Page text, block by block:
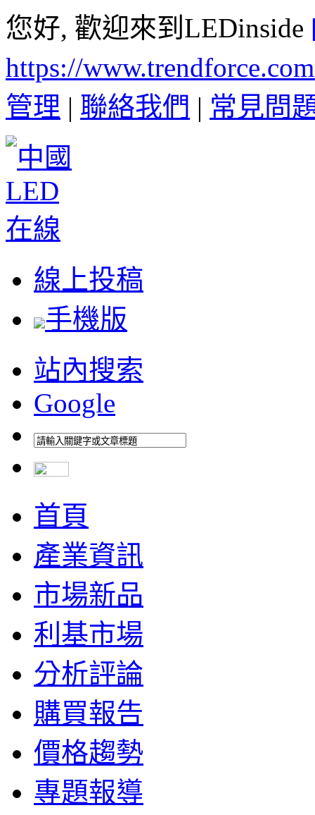
您好, 歡迎來到LEDinside
https://
管理 | 聯絡我們 | 常見問
線上投稿
手機版
站內搜索
Google
首頁
產業資訊
市場新品
利基市場
分析評論
購買報告
價格趨勢
專題報導